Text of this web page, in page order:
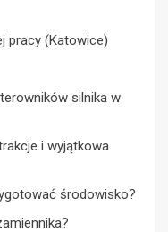
pracy (Katowice)
silnika w
i wyjątkowa
środowisko?